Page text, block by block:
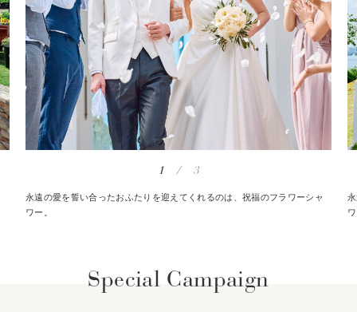
1 / 3
永遠の愛を誓い合ったおふたりを迎えてくれるのは、祝福のフラワーシャ
ワー。
Special Campaign